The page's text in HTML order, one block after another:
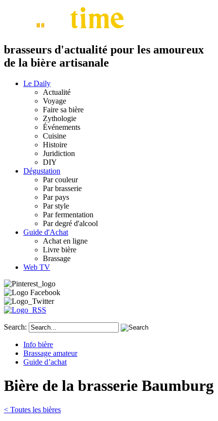
brasseurs d'actualité pour les amoureux
de la bière artisanale
Le Daily
Actualité
Voyage
Faire sa bière
Zythologie
Événements
Cuisine
Histoire
Juridiction
DIY
Dégustation
Par couleur
Par brasserie
Par pays
Par style
Par fermentation
Par degré d'alcool
Guide d'Achat
Achat en ligne
Livre bière
Brassage
Web TV
Search:
Info bière
Brassage amateur
Guide d’achat
Bière de la brasserie Baumburg
< Toutes les bières